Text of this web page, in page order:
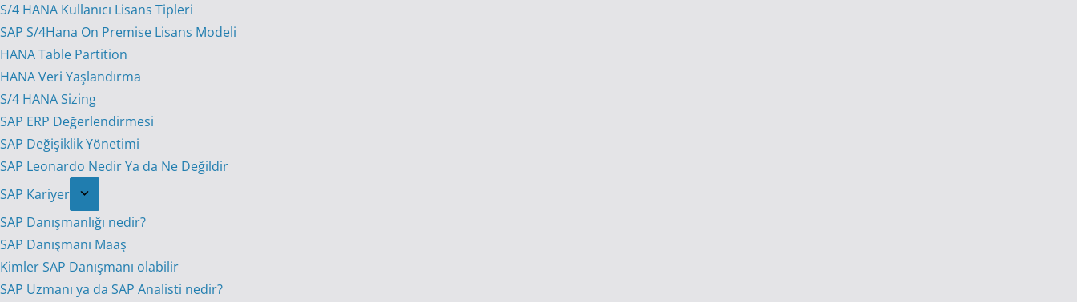
S/4 HANA Kullanıcı Lisans Tipleri
SAP S/4Hana On Premise Lisans Modeli
HANA Table Partition
HANA Veri Yaşlandırma
S/4 HANA Sizing
SAP ERP Değerlendirmesi
SAP Değişiklik Yönetimi
SAP Leonardo Nedir Ya da Ne Değildir
SAP Kariyer
SAP Danışmanlığı nedir?
SAP Danışmanı Maaş
Kimler SAP Danışmanı olabilir
SAP Uzmanı ya da SAP Analisti nedir?